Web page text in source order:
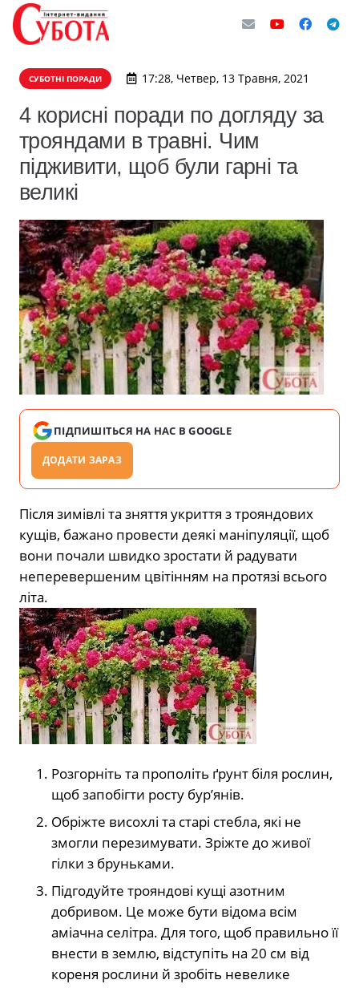
СУБОТНІ ПОРАДИ 17:28, Четвер, 13 Травня, 2021
4 корисні поради по догляду за
трояндами в травні. Чим
підживити, щоб були гарні та
великі
ПІДПИШІТЬСЯ НА НАС В GOOGLE
ДОДАТИ ЗАРАЗ
Після зимівлі та зняття укриття з трояндових
кущів, бажано провести деякі маніпуляції, щоб
вони почали швидко зростати й радувати
неперевершеним цвітінням на протязі всього
літа.
Розгорніть та прополіть ґрунт біля рослин,
щоб запобігти росту бур’янів.
Обріжте висохлі та старі стебла, які не
змогли перезимувати. Зріжте до живої
гілки з бруньками.
Підгодуйте трояндові кущі азотним
добривом. Це може бути відома всім
аміачна селітра. Для того, щоб правильно її
внести в землю, відступіть на 20 см від
кореня рослини й зробіть невелике